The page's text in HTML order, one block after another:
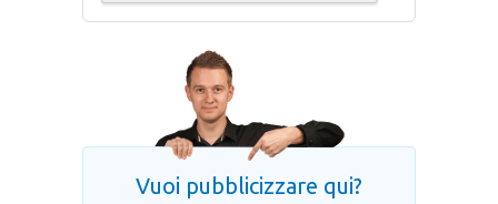
Vuoi pubblicizzare qui?